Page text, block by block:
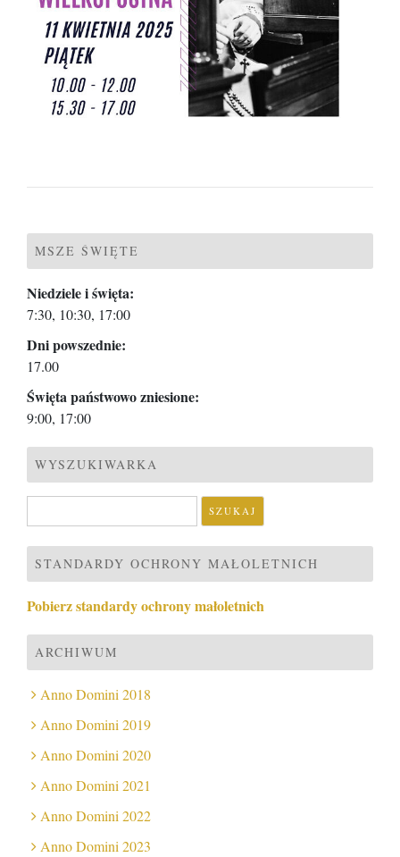
MSZE ŚWIĘTE
Niedziele i święta:
7:30, 10:30, 17:00
Dni powszednie:
17.00
Święta państwowo zniesione:
9:00, 17:00
WYSZUKIWARKA
STANDARDY OCHRONY MAŁOLETNICH
Pobierz standardy ochrony małoletnich
ARCHIWUM
Anno Domini 2018
Anno Domini 2019
Anno Domini 2020
Anno Domini 2021
Anno Domini 2022
Anno Domini 2023